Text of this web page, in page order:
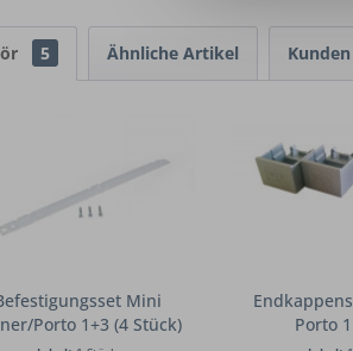
5 Ähnliche Artikel
Mini
Porto 1+3 (4 Stück)
Porto